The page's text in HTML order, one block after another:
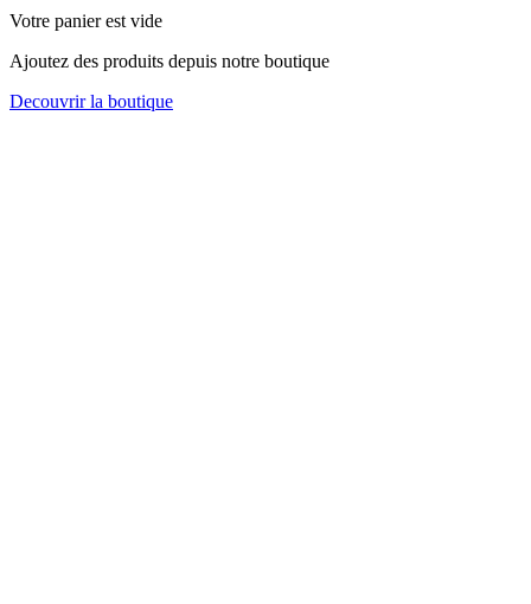
Votre panier est vide
Ajoutez des produits depuis notre boutique
Decouvrir la boutique